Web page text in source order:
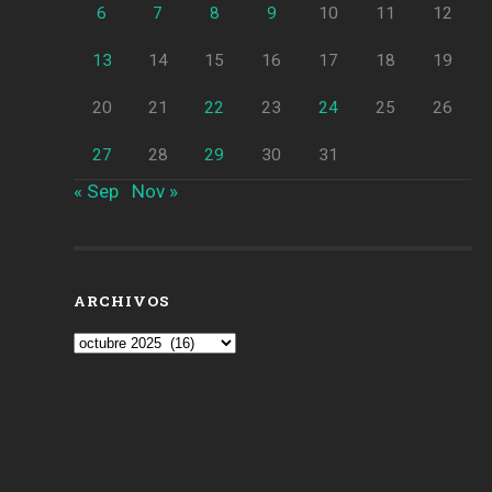
6 7 8 9 10 11 12
13 14 15 16 17 18 19
20 21 22 23 24 25 26
27 28 29 30 31
« Sep Nov »
ARCHIVOS
Archivos